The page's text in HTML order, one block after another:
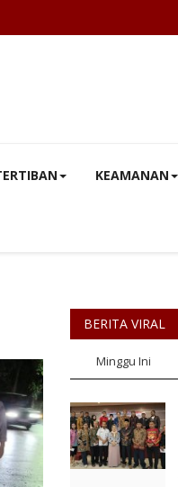
KEAMANAN
BERITA VIRAL
Minggu Ini